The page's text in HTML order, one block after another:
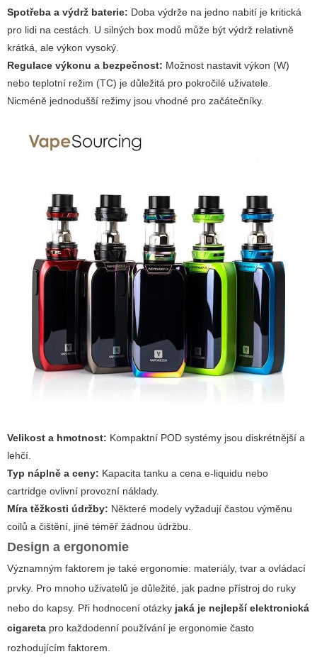
Spotřeba a výdrž baterie: Doba výdrže na jedno nabití je kritická
pro lidi na cestách. U silných box modů může být výdrž relativně
krátká, ale výkon vysoký.
Regulace výkonu a bezpečnost: Možnost nastavit výkon (W)
nebo teplotní režim (TC) je důležitá pro pokročilé uživatele.
Nicméně jednodušší režimy jsou vhodné pro začátečníky.
Velikost a hmotnost: Kompaktní POD systémy jsou diskrétnější a
lehčí.
Typ náplně a ceny: Kapacita tanku a cena e-liquidu nebo
cartridge ovlivní provozní náklady.
Míra těžkosti údržby: Některé modely vyžadují častou výměnu
coilů a čištění, jiné téměř žádnou údržbu.
Design a ergonomie
Významným faktorem je také ergonomie: materiály, tvar a ovládací
prvky. Pro mnoho uživatelů je důležité, jak padne přístroj do ruky
nebo do kapsy. Při hodnocení otázky jaká je nejlepší elektronická
cigareta pro každodenní používání je ergonomie často
rozhodujícím faktorem.